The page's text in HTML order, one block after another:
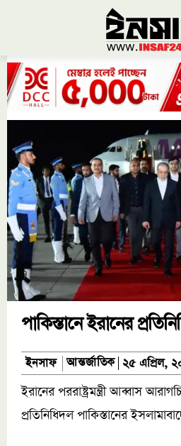
পাকিস্তানে ইরানের
ইনসাফ আন্তর্জাতিক ২৫ এপ্রিল,
ইরানের পররাষ্ট্রমন্ত্রী আব্বাস
প্রতিনিধিদল পাকিস্তানের